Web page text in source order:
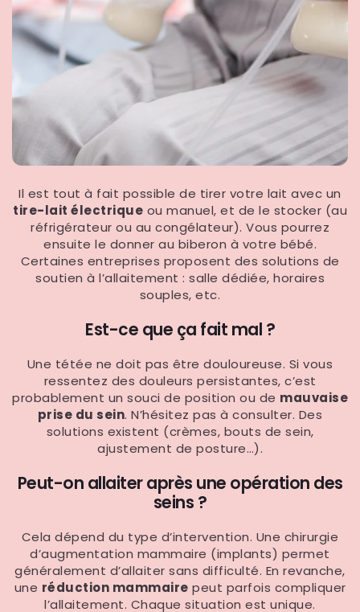
Il est tout à fait possible de tirer votre lait avec un
tire-lait électrique ou manuel, et de le stocker (au
réfrigérateur ou au congélateur). Vous pourrez
ensuite le donner au biberon à votre bébé.
Certaines entreprises proposent des solutions de
soutien à l’allaitement : salle dédiée, horaires
souples, etc.
Est-ce que ça fait mal ?
Une tétée ne doit pas être douloureuse. Si vous
ressentez des douleurs persistantes, c’est
probablement un souci de position ou de mauvaise
prise du sein. N’hésitez pas à consulter. Des
solutions existent (crèmes, bouts de sein,
ajustement de posture…).
Peut-on allaiter après une opération des
seins ?
Cela dépend du type d’intervention. Une chirurgie
d’augmentation mammaire (implants) permet
généralement d’allaiter sans difficulté. En revanche,
une réduction mammaire peut parfois compliquer
l’allaitement. Chaque situation est unique.